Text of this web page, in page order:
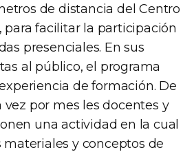
de distancia del Centro
para facilitar la participación
presenciales. En sus
al público, el programa
de formación. De
por mes les docentes y
una actividad en la cual
materiales y conceptos de